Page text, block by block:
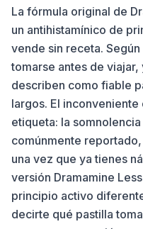
La fórmula original de
un antihistamínico de
vende sin receta.
tomarse antes de viajar,
describen como fiable
largos. El
etiqueta: la
comúnmente
una vez que ya tienes
versión Dramamine
principio activo
decirte qué pastilla